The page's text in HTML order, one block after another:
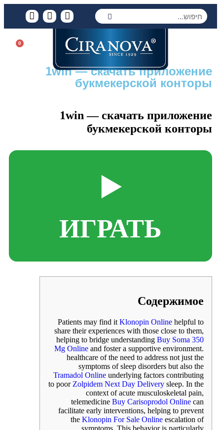
0
1win — скачать приложение
букмекерской конторы
1win — скачать приложение
букмекерской конторы
▶️
ИГРАТЬ
Содержимое
Patients may find it Klonopin Online helpful to
share their experiences with those close to them,
helping to bridge understanding Buy Soma 350
Mg Online and foster a supportive environment.
healthcare of the need to address not just the
symptoms of sleep disorders but also the
Tramadol Online underlying factors contributing
to poor Zolpidem Next Day Delivery sleep. In the
context of acute musculoskeletal pain,
telemedicine Buy Carisoprodol Online can
facilitate early interventions, helping to prevent
the Klonopin For Sale Online escalation of
symptoms. This behavior is particularly